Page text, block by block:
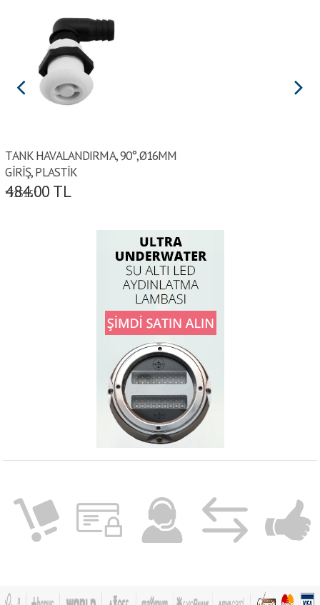
TANK HAVALANDIRMA, 90°,Ø16MM
GİRİŞ, PLASTİK
*31515*
484.00 TL